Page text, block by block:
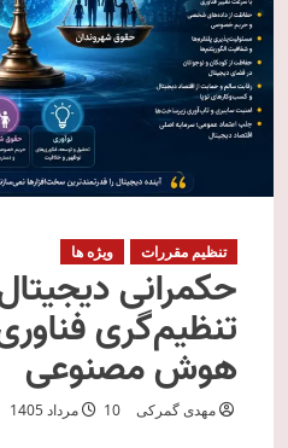
تنظیم مقررات ویژه ها
حکمرانی
تنظیم‌گری
هوش مصنوعی
مهدی گمرکی 10 مرداد 1405